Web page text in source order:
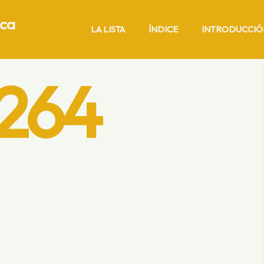
LA LISTA ÍNDICE